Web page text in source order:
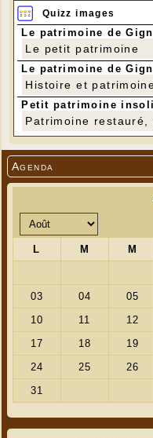
Agenda
Quizz images
Le patrimoine de
Le petit patrimoine
Le patrimoine de
Histoire et
Petit patrimoine
Patrimoine